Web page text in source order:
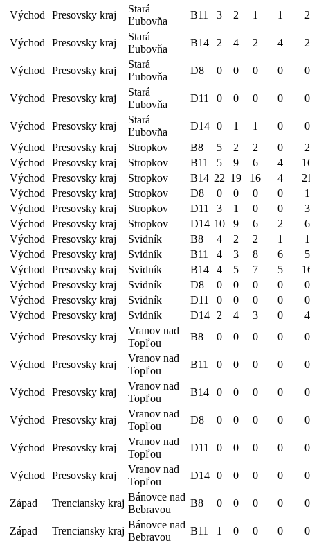
Východ Presovsky kraj
Stará
Ľubovňa
B11 3 2 1 1 2
Východ Presovsky kraj
Stará
Ľubovňa
B14 2 4 2 4 2
Východ Presovsky kraj
Stará
Ľubovňa
D8 0 0 0 0 0
Východ Presovsky kraj
Stará
Ľubovňa
D11 0 0 0 0 0
Východ Presovsky kraj
Stará
Ľubovňa
D14 0 1 1 0
0
Východ
Presovsky kraj Stropkov B8 5 2 2 0
2
Východ
Presovsky kraj Stropkov B11 5 9 6 4
Východ
Presovsky kraj Stropkov B14 22 19 16 4
Východ
Presovsky kraj Stropkov D8 0 0 0 0
1
Východ
Presovsky kraj Stropkov D11 3 1 0 0
3
Východ
Presovsky kraj Stropkov D14 10 9 6 2
6
Východ
Presovsky kraj Svidník B8 4 2 2 1
1
Východ
Presovsky kraj Svidník B11 4 3 8 6
5
Východ
Presovsky kraj Svidník B14 4 5 7 5
Východ
Presovsky kraj Svidník D8 0 0 0 0
0
Východ
Presovsky kraj Svidník D11 0 0 0 0
0
Východ
Presovsky kraj Svidník D14 2 4 3 0
4
Východ
Presovsky kraj
Vranov nad
Topľou
B8 0 0 0 0 0
Východ Presovsky kraj
Vranov nad
Topľou
B11 0 0 0 0 0
Východ Presovsky kraj
Vranov nad
Topľou
B14 0 0 0 0 0
Východ Presovsky kraj
Vranov nad
Topľou
D8 0 0 0 0 0
Východ Presovsky kraj
Vranov nad
Topľou
D11 0 0 0 0 0
Východ Presovsky kraj
Vranov nad
Topľou
D14 0 0 0 0 0
Západ Trenciansky kraj
Bánovce nad
Bebravou
B8 0 0 0 0 0
Západ Trenciansky kraj
Bánovce nad
Bebravou
B11 1 0 0 0 0